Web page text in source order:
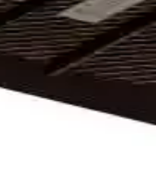
Seçenekleri
lezzetleri modern tüketici
Bilmeniz Gerekenler
dikkat edilmelidir. 2 kare
öne çıkan güvenilir bir